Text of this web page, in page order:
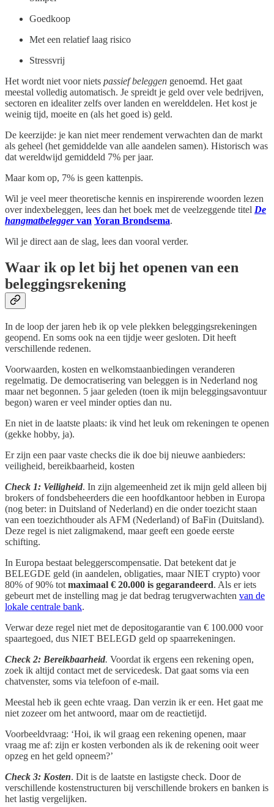
Goedkoop
Met een relatief laag risico
Stressvrij
Het wordt niet voor niets passief beleggen genoemd. Het gaat
meestal volledig automatisch. Je spreidt je geld over vele bedrijven,
sectoren en idealiter zelfs over landen en werelddelen. Het kost je
weinig tijd, moeite en (als het goed is) geld.
De keerzijde: je kan niet meer rendement verwachten dan de markt
als geheel (het gemiddelde van alle aandelen samen). Historisch was
dat wereldwijd gemiddeld 7% per jaar.
Maar kom op, 7% is geen kattenpis.
Wil je veel meer theoretische kennis en inspirerende woorden lezen
over indexbeleggen, lees dan het boek met de veelzeggende titel De
hangmatbeleggervan Yoran Brondsema.
Wil je direct aan de slag, lees dan vooral verder.
Waar ik op let bij het openen van een
beleggingsrekening
In de loop der jaren heb ik op vele plekken beleggingsrekeningen
geopend. En soms ook na een tijdje weer gesloten. Dit heeft
verschillende redenen.
Voorwaarden, kosten en welkomstaanbiedingen veranderen
regelmatig. De democratisering van beleggen is in Nederland nog
maar net begonnen. 5 jaar geleden (toen ik mijn beleggingsavontuur
begon) waren er veel minder opties dan nu.
En niet in de laatste plaats: ik vind het leuk om rekeningen te openen
(gekke hobby, ja).
Er zijn een paar vaste checks die ik doe bij nieuwe aanbieders:
veiligheid, bereikbaarheid, kosten
Check 1: Veiligheid. In zijn algemeenheid zet ik mijn geld alleen bij
brokers of fondsbeheerders die een hoofdkantoor hebben in Europa
(nog beter: in Duitsland of Nederland) en die onder toezicht staan
van een toezichthouder als AFM (Nederland) of BaFin (Duitsland).
Deze regel is niet zaligmakend, maar geeft een goede eerste
schifting.
In Europa bestaat beleggerscompensatie. Dat betekent dat je
BELEGDE geld (in aandelen, obligaties, maar NIET crypto) voor
80% of 90% tot maximaal € 20.000 is gegarandeerd. Als er iets
gebeurt met de instelling mag je dat bedrag terugverwachten van de
lokale centrale bank.
Verwar deze regel niet met de depositogarantie van € 100.000 voor
spaartegoed, dus NIET BELEGD geld op spaarrekeningen.
Check 2: Bereikbaarheid. Voordat ik ergens een rekening open,
zoek ik altijd contact met de servicedesk. Dat gaat soms via een
chatvenster, soms via telefoon of e-mail.
Meestal heb ik geen echte vraag. Dan verzin ik er een. Het gaat me
niet zozeer om het antwoord, maar om de reactietijd.
Voorbeeldvraag: ‘Hoi, ik wil graag een rekening openen, maar
vraag me af: zijn er kosten verbonden als ik de rekening ooit weer
opzeg en het geld opneem?’
Check 3: Kosten. Dit is de laatste en lastigste check. Door de
verschillende kostenstructuren bij verschillende brokers en banken is
het lastig vergelijken.